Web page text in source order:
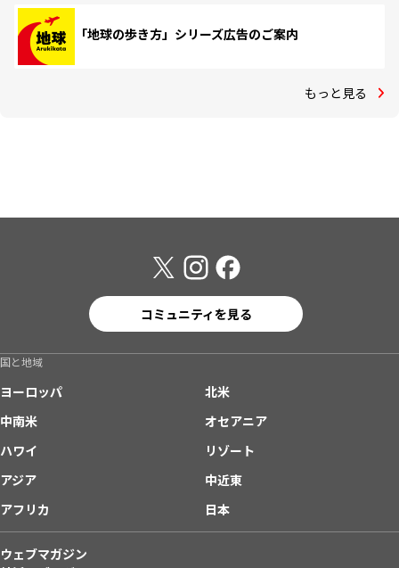
「地球の歩き方」シリーズ広告のご案内
もっと見る
コミュニティを見る
国と地域
ヨーロッパ
北米
中南米
オセアニア
ハワイ
リゾート
アジア
中近東
アフリカ
日本
ウェブマガジン